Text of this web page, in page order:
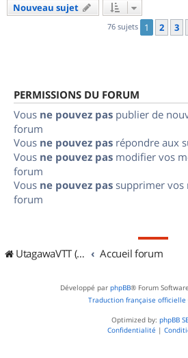
Nouveau sujet
76 sujets 1 2 3
PERMISSIONS DU FORUM
Vous ne pouvez pas publier de
forum
Vous ne pouvez pas répondre aux
Vous ne pouvez pas modifier vos
forum
Vous ne pouvez pas supprimer vos
forum
UtagawaVTT (Randos VTT et VTTAE avec traces GPS) Accueil forum
Développé par phpBB® Forum
Traduction française officielle
Optimized by: phpBB
Confidentialité |